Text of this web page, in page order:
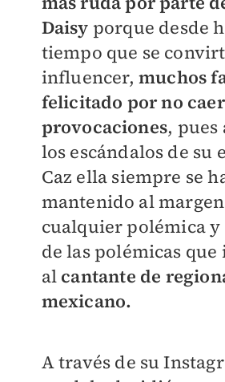
Daisy porque desde
tiempo que se
influencer, muchos
felicitado por no
provocaciones, pues
los escándalos de su
Caz ella siempre se
mantenido al
cualquier polémica
de las polémicas
al cantante de
mexicano.
A través de su